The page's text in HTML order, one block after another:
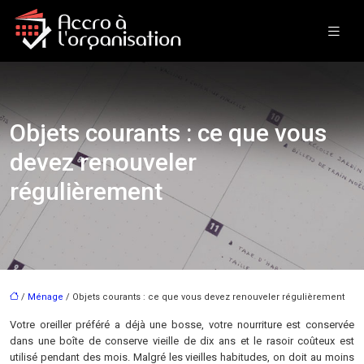
Objets courants : ce que vous
devez renouveler
régulièrement
/ Ménage / Objets courants : ce que vous devez renouveler régulièrement
Votre oreiller préféré a déjà une bosse, votre nourriture est conservée
dans une boîte de conserve vieille de dix ans et le rasoir coûteux est
utilisé pendant des mois. Malgré les vieilles habitudes, on doit au moins